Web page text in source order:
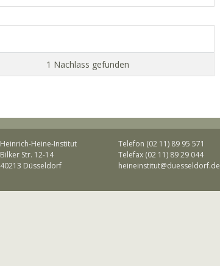
1 Nachlass gefunden
Heinrich-Heine-Institut
Bilker Str. 12-14
40213 Düsseldorf
Telefon (02 11) 89 95 571
Telefax (02 11) 89 29 044
heineinstitut@duesseldorf.de